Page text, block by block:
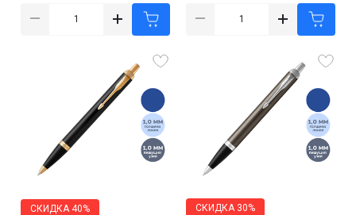
СКИДКА 40% СКИДКА 30%